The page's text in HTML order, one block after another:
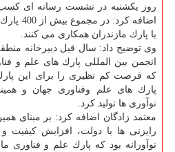
روز یكشنبه در نشست رسانه ای كسب
اضافه
با پارك مازندران همكاری می كنند.
وی توضیح داد: سال قبل دبیرخانه
انجمن بین المللی پارك های علم و
كه فرصت كم نظیری را برای این
پارك های علم وفناوری جهان و
نوآوری ها تولید كرد.
معتمد زادگان اضافه كرد: بر مبنای
رایزنی ها با دولت، افزایش كیفیت و